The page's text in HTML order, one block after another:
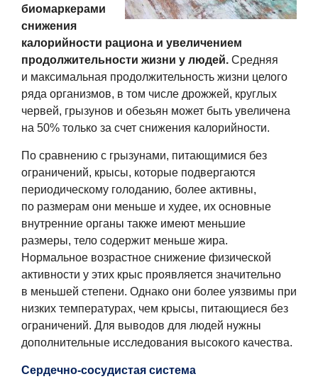
биомаркерами
снижения
калорийности рациона и увеличением
продолжительности жизни у людей. Средняя
и максимальная продолжительность жизни целого
ряда организмов, в том числе дрожжей, круглых
червей, грызунов и обезьян может быть увеличена
на 50% только за счет снижения калорийности.
По сравнению с грызунами, питающимися без
ограничений, крысы, которые подвергаются
периодическому голоданию, более активны,
по размерам они меньше и худее, их основные
внутренние органы также имеют меньшие
размеры, тело содержит меньше жира.
Нормальное возрастное снижение физической
активности у этих крыс проявляется значительно
в меньшей степени. Однако они более уязвимы при
низких температурах, чем крысы, питающиеся без
ограничений. Для выводов для людей нужны
дополнительные исследования высокого качества.
Сердечно-сосудистая система